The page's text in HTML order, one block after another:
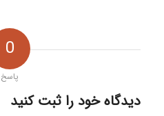
0
پاسخ
دیدگاه خود را ثبت کنید